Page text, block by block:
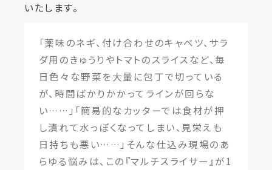
いたします。
「薬味のネギ、付け合わせのキャベツ、サラ
ダ用のきゅうりやトマトのスライスなど、毎
日色々な野菜を大量に包丁で切っている
が、時間ばかりかかってラインが回らな
い……」「簡易的なカッターでは食材が押
し潰れて水っぽくなってしまい、見栄えも
日持ちも悪い……」そんな仕込み現場のあ
らゆる悩みは、この『マルチスライサー』が1